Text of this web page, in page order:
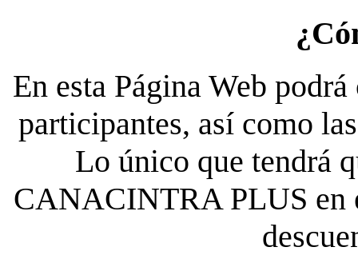
En esta Página Web
participantes, así como
Lo único que tendrá
CANACINTRA PLUS en